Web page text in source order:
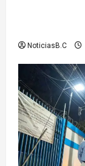
NoticiasB.C